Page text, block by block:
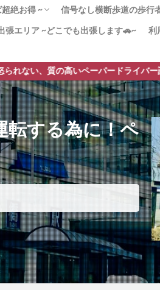
絶お得 ~
のプラン！
ライバー講
び直したい
ードライバ
ー講習
信号なし横断歩道の歩行
[動画]みんなも止まれ
より安全な歩行者優先
横断歩道の安全対策【
も貢献！
横断歩道に自転車→停
ド
【38条2項】横断歩道
は？
張エリア ~どこでも出張します🚗~ 利
ペーパードライバー講習です。安全運
転する為に！ペ